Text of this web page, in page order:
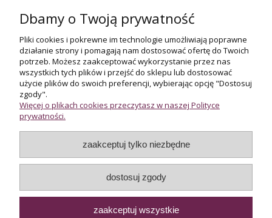
Darmowa dostawa
przy zakupie powyżej 800 zł
Certyfikowani rzeczoznawcy
wycena i potwierdzenie jakości biżuterii
Internetowy sklep jubilerski Złoto-Orla | ul. Orla 13, 00-144
Dbamy o Twoją prywatność
Pliki cookies i pokrewne im technologie umożliwiają poprawne
działanie strony i pomagają nam dostosować ofertę do Twoich
potrzeb. Możesz zaakceptować wykorzystanie przez nas
wszystkich tych plików i przejść do sklepu lub dostosować
użycie plików do swoich preferencji, wybierając opcję "Dostosuj
zgody".
Więcej o plikach cookies przeczytasz w naszej Polityce
prywatności.
zaakceptuj tylko niezbędne
dostosuj zgody
zaakceptuj wszystkie